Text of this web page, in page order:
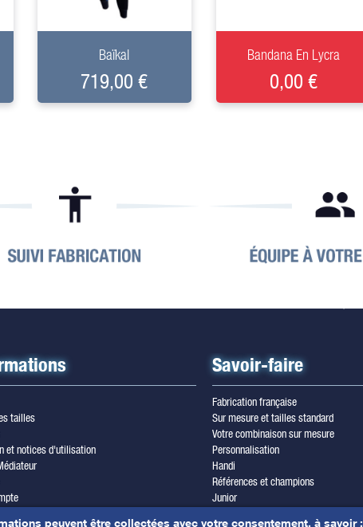
peuvent être collectées avec votre consentement, à savoir :
+
Baïkal
719,00 €
+
Bandana En Lycra
0,00 €
tailles
et notices d'utilisation
Savoir-faire
Fabrication française
Sur mesure et tailles standard
Votre combinaison sur mesure
Personnalisation
Handi
Références et champions
Junior